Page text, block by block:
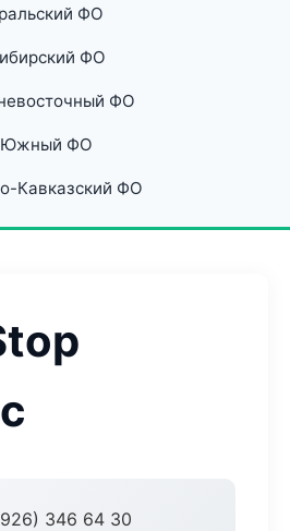
ФО
ФО
ФО
Южный ФО
Кавказский ФО
346 64 30